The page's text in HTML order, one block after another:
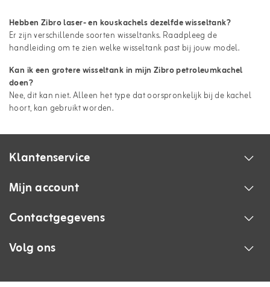
Hebben Zibro laser- en kouskachels dezelfde wisseltank?
Er zijn verschillende soorten wisseltanks. Raadpleeg de
handleiding om te zien welke wisseltank past bij jouw model.
Kan ik een grotere wisseltank in mijn Zibro petroleumkachel
doen?
Nee, dit kan niet. Alleen het type dat oorspronkelijk bij de kachel
hoort, kan gebruikt worden.
Klantenservice
Mijn account
Contactgegevens
Volg ons